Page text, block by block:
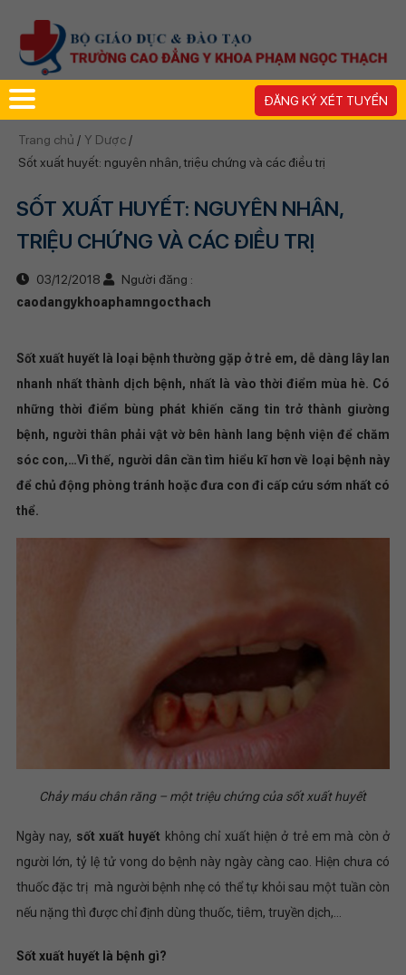
ĐĂNG KÝ XÉT TUYỂN
Trang chủ / Y Dược/
Sốt xuất huyết: nguyên nhân, triệu chứng và các điều trị
SỐT XUẤT HUYẾT: NGUYÊN NHÂN,
TRIỆU CHỨNG VÀ CÁC ĐIỀU TRỊ
03/12/2018
Người đăng :
caodangykhoaphamngocthach
Sốt xuất huyết là loại bệnh thường gặp ở trẻ em, dễ dàng lây lan
nhanh nhất thành dịch bệnh, nhất là vào thời điểm mùa hè. Có
những thời điểm bùng phát khiến căng tin trở thành giường
bệnh, người thân phải vật vờ bên hành lang bệnh viện để chăm
sóc con,…Vì thế, người dân cần tìm hiểu kĩ hơn về loại bệnh này
để chủ động phòng tránh hoặc đưa con đi cấp cứu sớm nhất có
thể.
Chảy máu chân răng – một triệu chứng của sốt xuất huyết
Ngày nay, sốt xuất huyết không chỉ xuất hiện ở trẻ em mà còn ở
người lớn, tỷ lệ tử vong do bệnh này ngày càng cao. Hiện chưa có
thuốc đặc trị mà người bệnh nhẹ có thể tự khỏi sau một tuần còn
nếu nặng thì được chỉ định dùng thuốc, tiêm, truyền dịch,…
Sốt xuất huyết là bệnh gì?